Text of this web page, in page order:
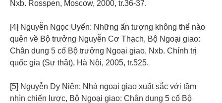
Nxb. Rosspen, Moscow, 2000, tr.36-37.
[4] Nguyễn Ngọc Uyển: Những ấn tượng không thể nào
quên về Bộ trưởng Nguyễn Cơ Thạch, Bộ Ngoại giao:
Chân dung 5 cố Bộ trưởng Ngoại giao, Nxb. Chính trị
quốc gia (Sự thật), Hà Nội, 2005, tr.525.
[5] Nguyễn Dy Niên: Nhà ngoại giao xuất sắc với tầm
nhìn chiến lược, Bộ Ngoại giao: Chân dung 5 cố Bộ